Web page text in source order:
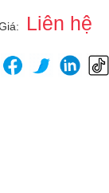
Liên hệ